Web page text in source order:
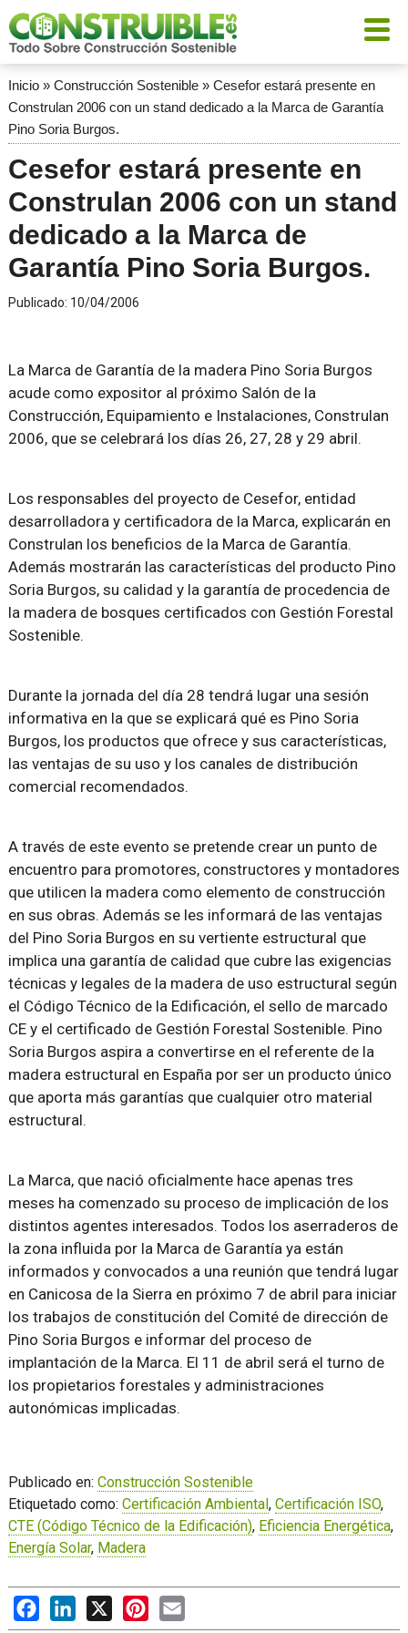
Inicio» Construcción Sostenible» Cesefor estará presente en
Construlan 2006 con un stand dedicado a la Marca de Garantía
Pino Soria Burgos.
Cesefor estará presente en
Construlan 2006 con un stand
dedicado a la Marca de
Garantía Pino Soria Burgos.
Publicado: 10/04/2006
La Marca de Garantía de la madera Pino Soria Burgos
acude como expositor al próximo Salón de la
Construcción, Equipamiento e Instalaciones, Construlan
2006, que se celebrará los días 26, 27, 28 y 29 abril.
Los responsables del proyecto de Cesefor, entidad
desarrolladora y certificadora de la Marca, explicarán en
Construlan los beneficios de la Marca de Garantía.
Además mostrarán las características del producto Pino
Soria Burgos, su calidad y la garantía de procedencia de
la madera de bosques certificados con Gestión Forestal
Sostenible.
Durante la jornada del día 28 tendrá lugar una sesión
informativa en la que se explicará qué es Pino Soria
Burgos, los productos que ofrece y sus características,
las ventajas de su uso y los canales de distribución
comercial recomendados.
A través de este evento se pretende crear un punto de
encuentro para promotores, constructores y montadores
que utilicen la madera como elemento de construcción
en sus obras. Además se les informará de las ventajas
del Pino Soria Burgos en su vertiente estructural que
implica una garantía de calidad que cubre las exigencias
técnicas y legales de la madera de uso estructural según
el Código Técnico de la Edificación, el sello de marcado
CE y el certificado de Gestión Forestal Sostenible. Pino
Soria Burgos aspira a convertirse en el referente de la
madera estructural en España por ser un producto único
que aporta más garantías que cualquier otro material
estructural.
La Marca, que nació oficialmente hace apenas tres
meses ha comenzado su proceso de implicación de los
distintos agentes interesados. Todos los aserraderos de
la zona influida por la Marca de Garantía ya están
informados y convocados a una reunión que tendrá lugar
en Canicosa de la Sierra en próximo 7 de abril para iniciar
los trabajos de constitución del Comité de dirección de
Pino Soria Burgos e informar del proceso de
implantación de la Marca. El 11 de abril será el turno de
los propietarios forestales y administraciones
autonómicas implicadas.
Publicado en: Construcción Sostenible
Etiquetado como: Certificación Ambiental, Certificación ISO,
CTE (Código Técnico de la Edificación), Eficiencia Energética,
Energía Solar, Madera
FacebookLinkedIn
X PinterestEmail